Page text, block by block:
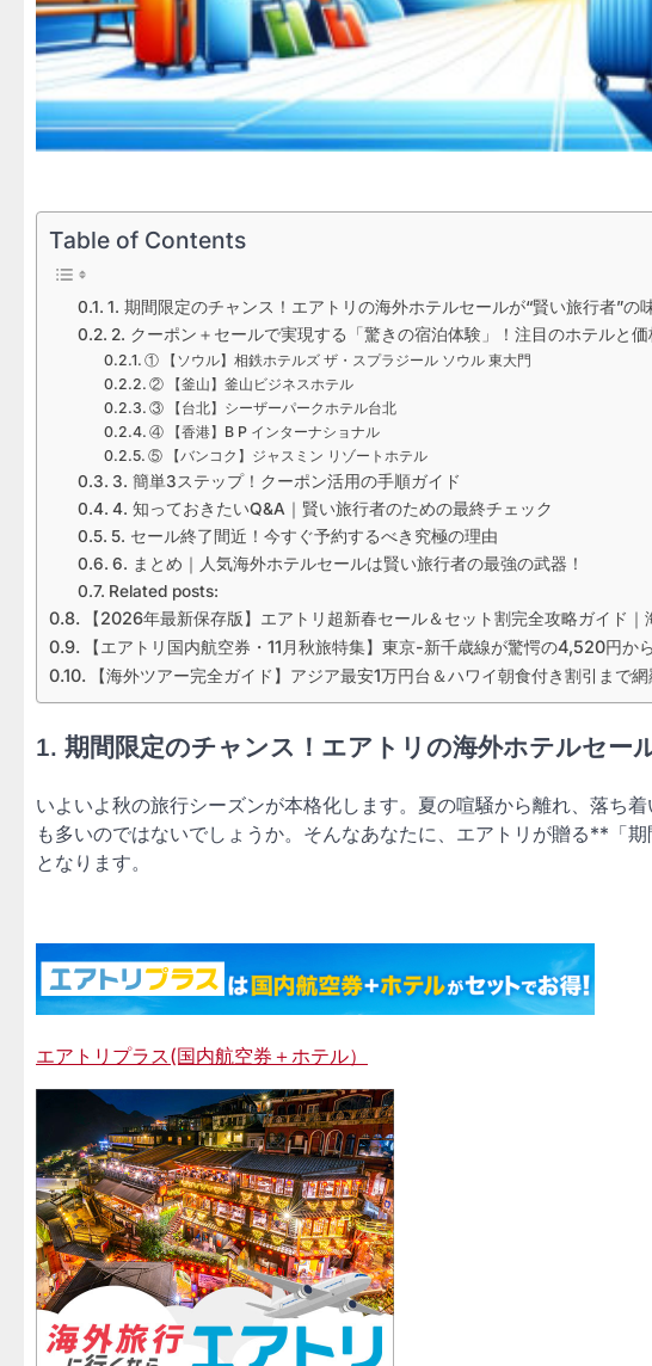
Table of Contents
1. 期間限定のチャンス！エアトリの海外ホテルセールが“賢い旅行者”の
2. クーポン＋セールで実現する「驚きの宿泊体験」！注目のホテルと価
① 【ソウル】相鉄ホテルズ ザ・スプラジール ソウル 東大門
② 【釜山】釜山ビジネスホテル
③ 【台北】シーザーパークホテル台北
④ 【香港】B P インターナショナル
⑤ 【バンコク】ジャスミン リゾートホテル
3. 簡単3ステップ！クーポン活用の手順ガイド
4. 知っておきたいQ&A｜賢い旅行者のための最終チェック
5. セール終了間近！今すぐ予約するべき究極の理由
6. まとめ｜人気海外ホテルセールは賢い旅行者の最強の武器！
Related posts:
【2026年最新保存版】エアトリ超新春セール＆セット割完全攻略ガイド
【エアトリ国内航空券・11月秋旅特集】東京-新千歳線が驚愕の4,520円か
【海外ツアー完全ガイド】アジア最安1万円台＆ハワイ朝食付き割引まで
1. 期間限定のチャンス！エアトリの海外ホテルセー
いよいよ秋の旅行シーズンが本格化します。夏の喧騒から離れ、落ち
も多いのではないでしょうか。そんなあなたに、エアトリが贈る**「
となります。
エアトリプラス(国内航空券＋ホテル）